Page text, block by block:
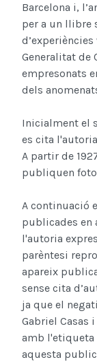
Barcelona i,
per a un llibre
Generalitat de
empresonats
dels
Inicialment el
es cita
A partir de
publiquen
A continuació
publicades en
l'autoria
parèntesi
apareix
sense cita
ja que el
Gabriel Casas
amb l'etiqueta
aquesta